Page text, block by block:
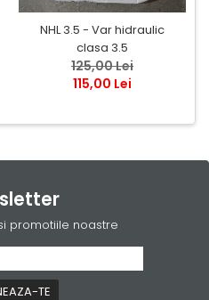
NHL 3.5 - Var hidraulic
clasa 3.5
125,00 Lei
115,00 Lei
promotiile noastre